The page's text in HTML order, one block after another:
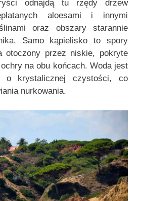
odnajdą tu rzędy drzew
aloesami i innymi
oraz obszary starannie
Samo kąpielisko to spory
otoczony przez niskie, pokryte
na obu końcach. Woda jest
o krystalicznej czystości, co
nurkowania.